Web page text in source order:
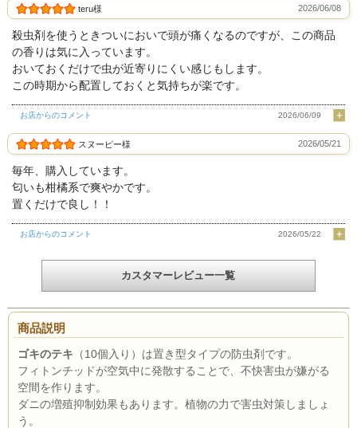
teru様 2026/06/08
殺虫剤を使うときついにおいで頭が痛くなるのですが、この商品
の香りは気に入っています。
おいておくだけで虫が近寄りにくい感じもします。
この時期から配置しておくと気持ちが楽です。
お店からのコメント 2026/06/09
スヌーピー様 2026/05/21
毎年、購入しています。
匂いも柑橘系で爽やかです。
置くだけで良し！！
お店からのコメント 2026/05/22
カスタマーレビュー一覧
商品説明
ゴキのテキ （10個入り）は置き型タイプの防虫剤です。
フィトンチッドが空気中に発散することで、不快害虫が嫌がる
空間を作ります。
ダニの増殖抑制効果もあります。植物の力で害虫対策しましょ
う。